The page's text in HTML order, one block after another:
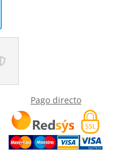
Pago directo